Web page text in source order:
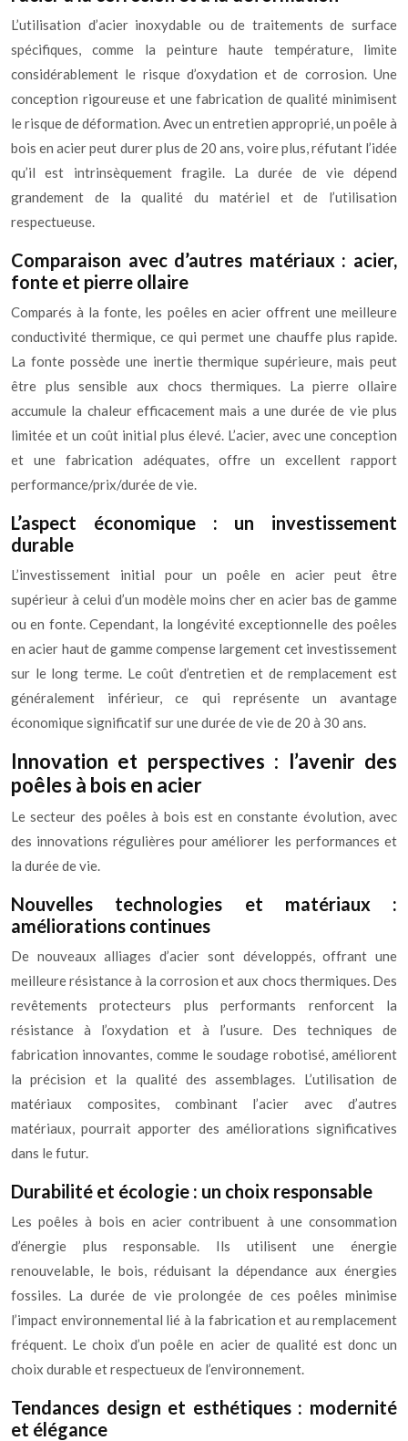
L’utilisation d’acier inoxydable ou de traitements de surface
spécifiques, comme la peinture haute température, limite
considérablement le risque d’oxydation et de corrosion. Une
conception rigoureuse et une fabrication de qualité minimisent
le risque de déformation. Avec un entretien approprié, un poêle à
bois en acier peut durer plus de 20 ans, voire plus, réfutant l’idée
qu’il est intrinsèquement fragile. La durée de vie dépend
grandement de la qualité du matériel et de l’utilisation
respectueuse.
Comparaison avec d’autres matériaux : acier,
fonte et pierre ollaire
Comparés à la fonte, les poêles en acier offrent une meilleure
conductivité thermique, ce qui permet une chauffe plus rapide.
La fonte possède une inertie thermique supérieure, mais peut
être plus sensible aux chocs thermiques. La pierre ollaire
accumule la chaleur efficacement mais a une durée de vie plus
limitée et un coût initial plus élevé. L’acier, avec une conception
et une fabrication adéquates, offre un excellent rapport
performance/prix/durée de vie.
L’aspect économique : un investissement
durable
L’investissement initial pour un poêle en acier peut être
supérieur à celui d’un modèle moins cher en acier bas de gamme
ou en fonte. Cependant, la longévité exceptionnelle des poêles
en acier haut de gamme compense largement cet investissement
sur le long terme. Le coût d’entretien et de remplacement est
généralement inférieur, ce qui représente un avantage
économique significatif sur une durée de vie de 20 à 30 ans.
Innovation et perspectives : l’avenir des
poêles à bois en acier
Le secteur des poêles à bois est en constante évolution, avec
des innovations régulières pour améliorer les performances et
la durée de vie.
Nouvelles technologies et matériaux :
améliorations continues
De nouveaux alliages d’acier sont développés, offrant une
meilleure résistance à la corrosion et aux chocs thermiques. Des
revêtements protecteurs plus performants renforcent la
résistance à l’oxydation et à l’usure. Des techniques de
fabrication innovantes, comme le soudage robotisé, améliorent
la précision et la qualité des assemblages. L’utilisation de
matériaux composites, combinant l’acier avec d’autres
matériaux, pourrait apporter des améliorations significatives
dans le futur.
Durabilité et écologie : un choix responsable
Les poêles à bois en acier contribuent à une consommation
d’énergie plus responsable. Ils utilisent une énergie
renouvelable, le bois, réduisant la dépendance aux énergies
fossiles. La durée de vie prolongée de ces poêles minimise
l’impact environnemental lié à la fabrication et au remplacement
fréquent. Le choix d’un poêle en acier de qualité est donc un
choix durable et respectueux de l’environnement.
Tendances design et esthétiques : modernité
et élégance